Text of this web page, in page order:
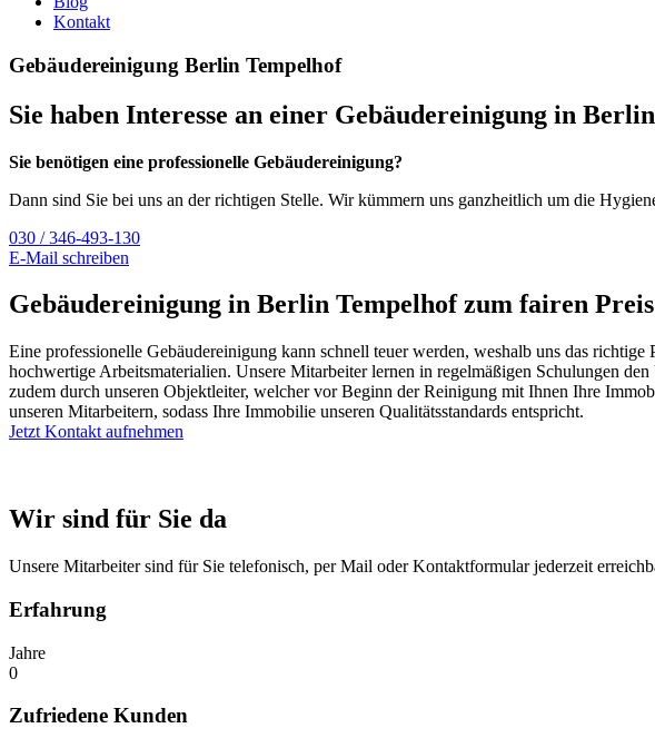
Kontakt
Gebäudereinigung Berlin Tempelhof
Sie haben Interesse an einer Gebäudereinigung in
Sie benötigen eine professionelle Gebäudereinigung?
Dann sind Sie bei uns an der richtigen Stelle. Wir kümmern uns ganzheitlich um die
030 / 346-493-130
E-Mail schreiben
Gebäudereinigung in Berlin Tempelhof zum fairen Preis
Eine professionelle Gebäudereinigung kann schnell teuer werden, weshalb uns das
hochwertige Arbeitsmaterialien. Unsere Mitarbeiter lernen in regelmäßigen Schulungen
zudem durch unseren Objektleiter, welcher vor Beginn der Reinigung mit Ihnen Ihre
unseren Mitarbeitern, sodass Ihre Immobilie unseren Qualitätsstandards entspricht.
Jetzt Kontakt aufnehmen
Wir sind für Sie da
Unsere Mitarbeiter sind für Sie telefonisch, per Mail oder Kontaktformular jederzeit
Erfahrung
Jahre
0
Zufriedene Kunden